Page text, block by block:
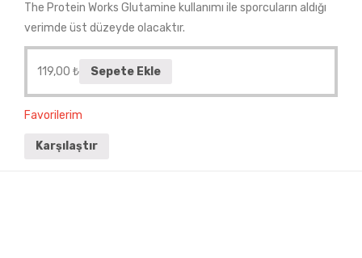
The Protein Works Glutamine kullanımı ile sporcuların aldığı
verimde üst düzeyde olacaktır.
119,00 ₺ Sepete Ekle
Favorilerim
Karşılaştır